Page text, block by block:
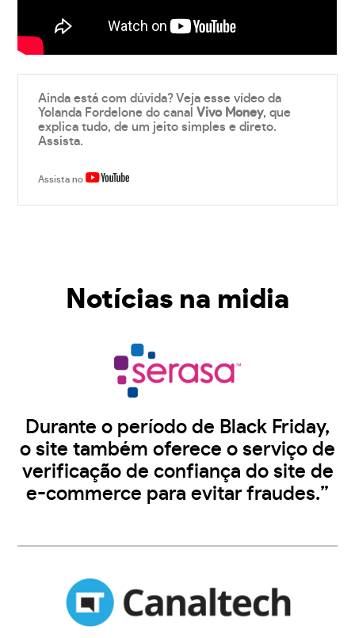
Ainda está com dúvida? Veja esse vídeo da
Yolanda Fordelone do canalVivo Money, que
explica tudo, de um jeito simples e direto.
Assista.
Assista no
Notícias na midia
Durante o período de Black Friday,
o site também oferece o serviço de
verificação de confiança do site de
e-commerce para evitar fraudes.”